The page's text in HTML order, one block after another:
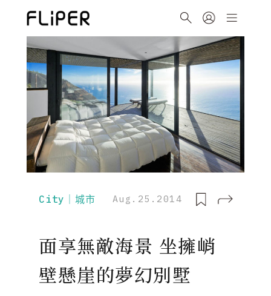
City｜城市 Aug.25.2014
面享無敵海景 坐擁峭
壁懸崖的夢幻別墅